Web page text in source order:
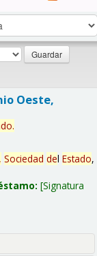
Oeste,
.
Sociedad del Estado,
Signatura